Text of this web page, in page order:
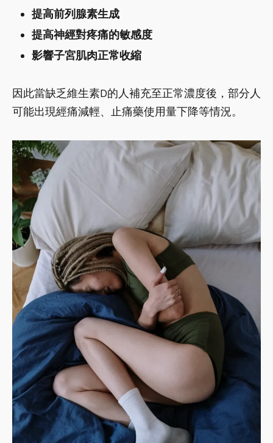
提高前列腺素生成
提高神經對疼痛的敏感度
影響子宮肌肉正常收縮
因此當缺乏維生素D的人補充至正常濃度後，部分人
可能出現經痛減輕、止痛藥使用量下降等情況。